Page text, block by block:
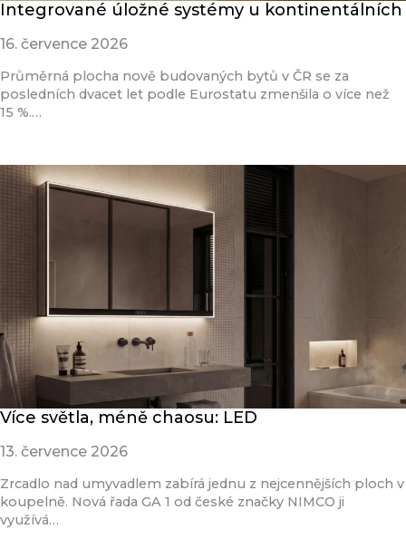
Integrované úložné systémy u kontinentálních
16. července 2026
Průměrná plocha nově budovaných bytů v ČR se za
posledních dvacet let podle Eurostatu zmenšila o více než
15 %.…
Více světla, méně chaosu: LED
13. července 2026
Zrcadlo nad umyvadlem zabírá jednu z nejcennějších ploch v
koupelně. Nová řada GA 1 od české značky NIMCO ji
využívá…